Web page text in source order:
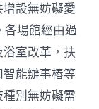
設無妨礙愛
場館經由過
室改革，扶
能辦事樁等
別無妨礙需